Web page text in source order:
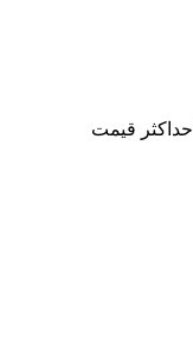
حداكثر قيمت